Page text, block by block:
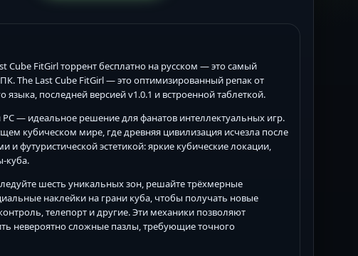
Cube FitGirl торрент бесплатно на русском — это самый
The Last Cube FitGirl — это оптимизированный репак от
языка, последней версией v1.0.1 и встроенной таблеткой.
PC — идеальное решение для фанатов интеллектуальных игр.
кубическом мире, где древняя цивилизация исчезла после
футуристической эстетикой: яркие кубические локации,
куба.
шесть уникальных зон, решайте трёхмерные
наклейки на грани куба, чтобы получать новые
телепорт и другие. Эти механики позволяют
невероятно сложные пазлы, требующие точного